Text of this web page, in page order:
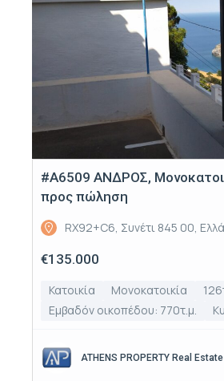
#Α6509 ΑΝΔΡΟΣ,
προς πώληση
RX92+C6, Συνέτι 845 00,
€135.000
Κατοικία Μονοκατοικία
Εμβαδόν οικοπέδου: 770τ.μ.
ATHENS PROPERTY Real Estate